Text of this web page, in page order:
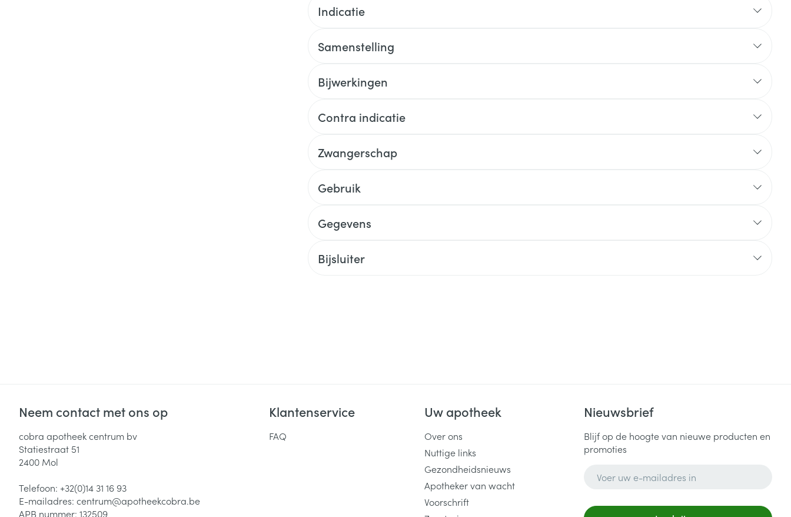
Indicatie
Samenstelling
Bijwerkingen
Contra indicatie
Zwangerschap
Gebruik
Gegevens
Bijsluiter
Neem contact met ons op
cobra apotheek centrum bv
Statiestraat 51
2400 Mol
Telefoon: +32(0)14 31 16 93
E-mailadres: centrum@apotheekcobra.be
APB nummer: 132509
Klantenservice
FAQ
Uw apotheek
Over ons
Nuttige links
Gezondheidsnieuws
Apotheker van wacht
Voorschrift
Nieuwsbrief
Blijf op de hoogte van nieuwe producten en
promoties